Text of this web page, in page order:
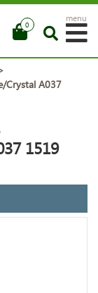
0
menu
Crystal A037
1519